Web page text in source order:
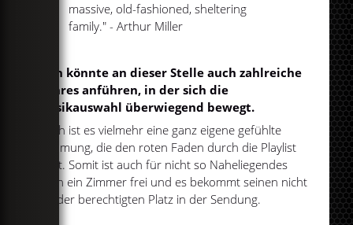
massive, old-fashioned, sheltering
family." - Arthur Miller
Man könnte an dieser Stelle auch zahlreiche
Genres anführen, in der sich die
Musikauswahl überwiegend bewegt.
Doch ist es vielmehr eine ganz eigene gefühlte
Stimmung, die den roten Faden durch die Playlist
zieht. Somit ist auch für nicht so Naheliegendes
noch ein Zimmer frei und es bekommt seinen nicht
minder berechtigten Platz in der Sendung.